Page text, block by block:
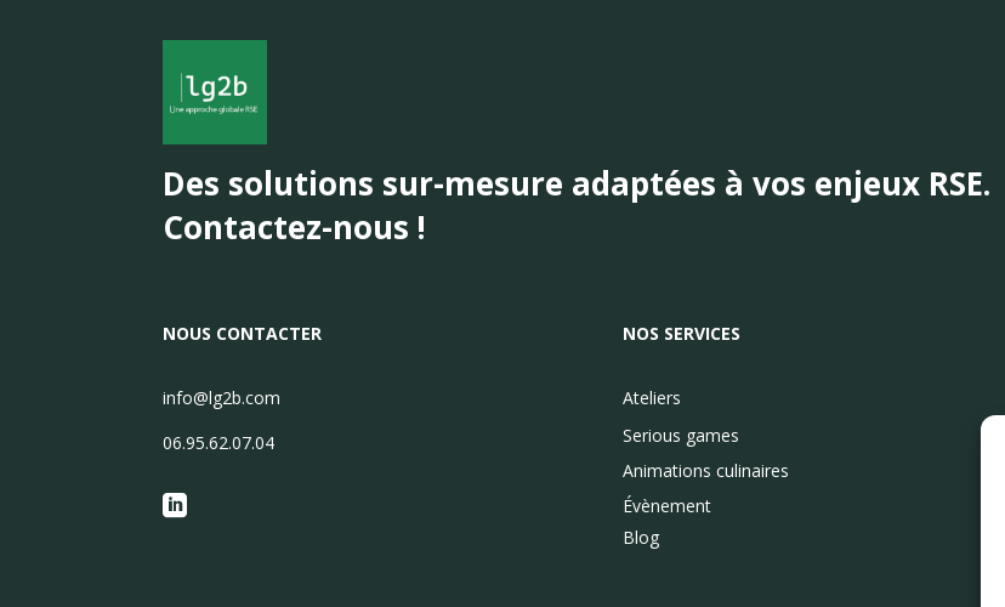
Des solutions sur-mesure adaptées à vos enjeux RSE.
Contactez-nous !
NOUS CONTACTER
info@lg2b.com
06.95.62.07.04

NOS SERVICES
Ateliers
Serious games
Animations culinaires
Évènement
Blog